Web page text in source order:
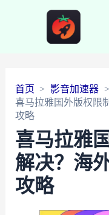
首页
影音加速器
喜马拉雅国外版权限
攻略
喜马拉雅
解决？海
攻略